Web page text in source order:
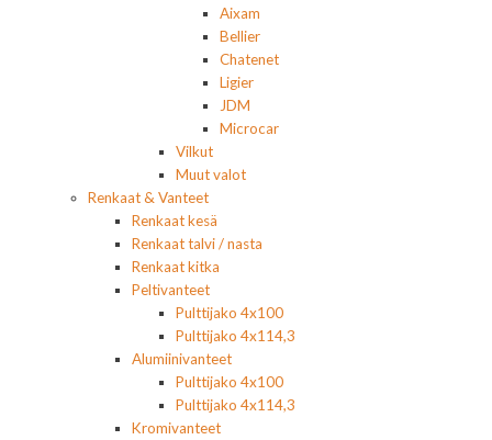
Aixam
Bellier
Chatenet
Ligier
JDM
Microcar
Vilkut
Muut valot
Renkaat & Vanteet
Renkaat kesä
Renkaat talvi / nasta
Renkaat kitka
Peltivanteet
Pulttijako 4x100
Pulttijako 4x114,3
Alumiinivanteet
Pulttijako 4x100
Pulttijako 4x114,3
Kromivanteet